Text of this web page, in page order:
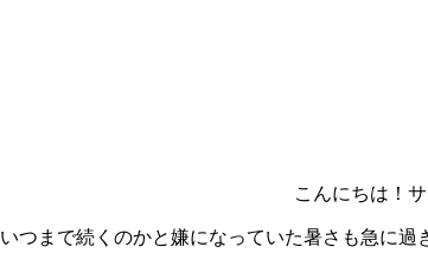
こんにちは！
いつまで続くのかと嫌になっていた暑さも急に過